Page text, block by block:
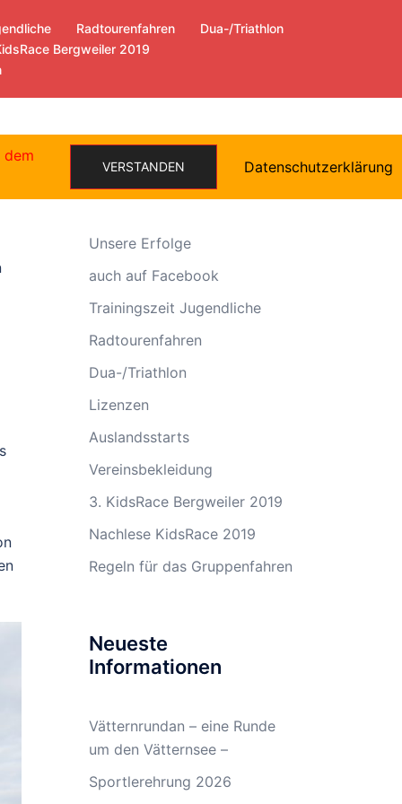
Radtourenfahren
Dua-/Triathlon
Bergweiler 2019
Allgemein
Unsere Erfolge
auch auf Facebook
Trainingszeit Jugendliche
Radtourenfahren
Dua-/Triathlon
Lizenzen
Auslandsstarts
Vereinsbekleidung
3. KidsRace Bergweiler 2019
Nachlese KidsRace 2019
Regeln für das Gruppenfahren
Neueste
Informationen
Vätternrundan – eine Runde
um den Vätternsee –
Sportlerehrung 2026
VERSTANDEN Datenschutzerklärung